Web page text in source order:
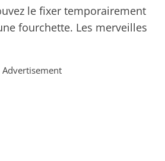
le fixer temporairement
fourchette. Les merveilles
Advertisement